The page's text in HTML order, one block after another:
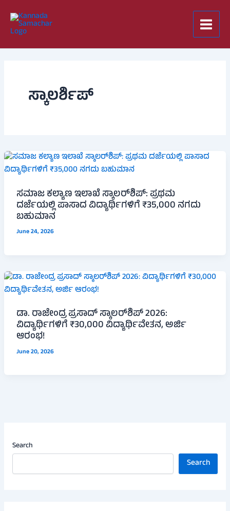
content
ಸ್ಕಾಲರ್ಶಿಪ್
ಸಮಾಜ ಕಲ್ಯಾಣ ಇಲಾಖೆ ಸ್ಕಾಲರ್‌ಶಿಪ್: ಪ್ರಥಮ
ದರ್ಜೆಯಲ್ಲಿ ಪಾಸಾದ ವಿದ್ಯಾರ್ಥಿಗಳಿಗೆ ₹35,000 ನಗದು
ಬಹುಮಾನ
June 24, 2026
ಡಾ. ರಾಜೇಂದ್ರ ಪ್ರಸಾದ್ ಸ್ಕಾಲರ್‌ಶಿಪ್ 2026:
ವಿದ್ಯಾರ್ಥಿಗಳಿಗೆ ₹30,000 ವಿದ್ಯಾರ್ಥಿವೇತನ, ಅರ್ಜಿ
ಆರಂಭ!
June 20, 2026
Search
Search